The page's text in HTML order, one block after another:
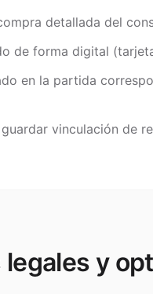
detallada del
de forma digital
en la partida
vinculación de
legales y